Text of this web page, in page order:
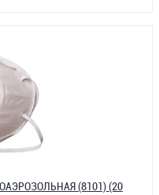
(8101) (20